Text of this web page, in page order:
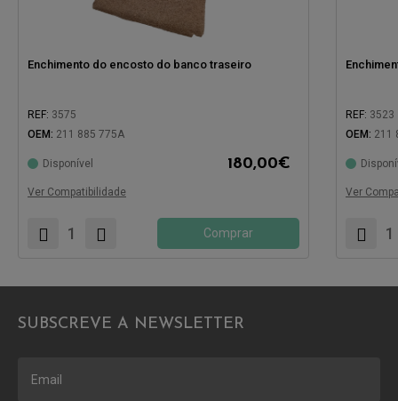
Enchimento do encosto do banco traseiro
REF: 3575
OEM: 211 885 775A
Disponível 180,00€
Ver Compatibilidade
Comprar
REF: 3523
OEM: 211
Ver
SUBSCREVE A NEWSLETTER